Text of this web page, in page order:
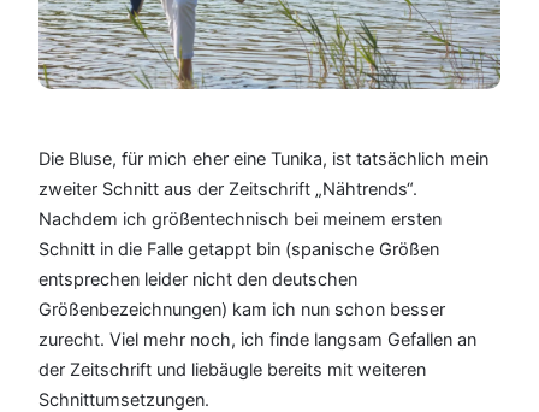
Die Bluse, für mich eher eine Tunika, ist tatsächlich mein
zweiter Schnitt aus der Zeitschrift „Nähtrends“.
Nachdem ich größentechnisch bei meinem ersten
Schnitt in die Falle getappt bin (spanische Größen
entsprechen leider nicht den deutschen
Größenbezeichnungen) kam ich nun schon besser
zurecht. Viel mehr noch, ich finde langsam Gefallen an
der Zeitschrift und liebäugle bereits mit weiteren
Schnittumsetzungen.